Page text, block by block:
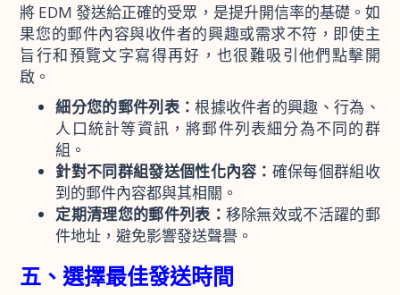
將 EDM 發送給正確的受眾，是提升開信率的基礎。如
果您的郵件內容與收件者的興趣或需求不符，即使主
旨行和預覽文字寫得再好，也很難吸引他們點擊開
啟。
細分您的郵件列表：根據收件者的興趣、行為、
人口統計等資訊，將郵件列表細分為不同的群
組。
針對不同群組發送個性化內容： 確保每個群組收
到的郵件內容都與其相關。
定期清理您的郵件列表： 移除無效或不活躍的郵
件地址，避免影響發送聲譽。
五、選擇最佳發送時間